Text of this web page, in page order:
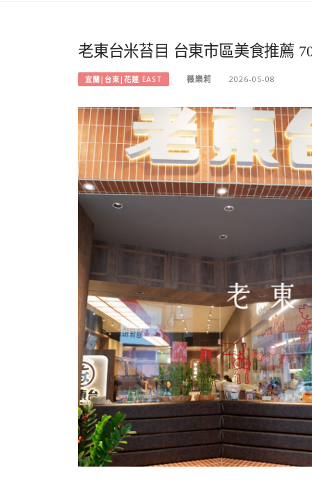
老東台米苔目 台東市區美食推薦
宜蘭|台東|花蓮 EAST 薇樂莉 2026-05-08